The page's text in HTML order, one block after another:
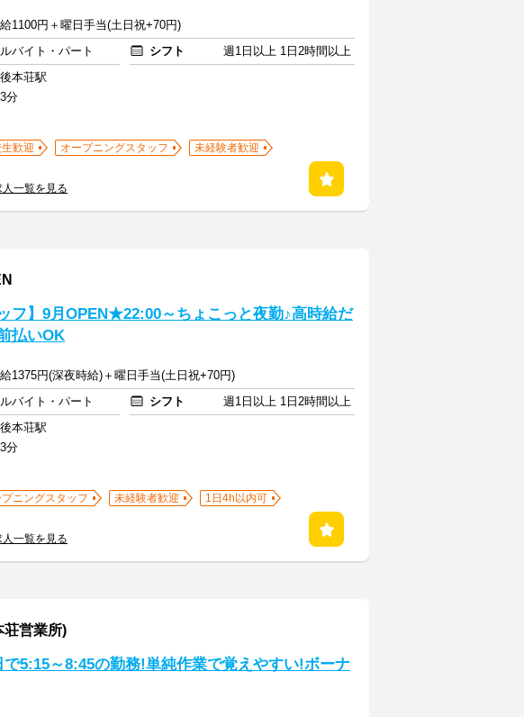
1100円＋曜日手当(土日祝+70円)
バイト・パート シフト
週1日以上 1日2時間以上
本荘駅
分
歓迎 オープニングスタッフ
未経験者歓迎
一覧を見る
フ】9月OPEN★22:00～ちょこっと夜勤♪高時給だ
払いOK
1375円(深夜時給)＋曜日手当(土日祝+70円)
バイト・パート シフト
週1日以上 1日2時間以上
本荘駅
分
プニングスタッフ 未経験者歓迎
1日4h以内可
一覧を見る
荘営業所)
で5:15～8:45の勤務!単純作業で覚えやすい!ボーナ